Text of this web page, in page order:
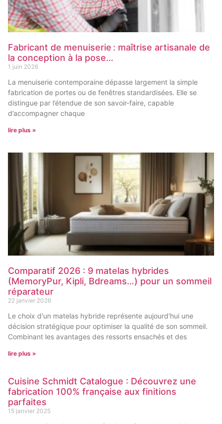
Fabricant de menuiserie : maîtrise artisanale de
la conception à la pose…
1 juin 2026
La menuiserie contemporaine dépasse largement la simple
fabrication de portes ou de fenêtres standardisées. Elle se
distingue par l’étendue de son savoir-faire, capable
d’accompagner chaque
lire plus »
Comparatif 2026 : 9 matelas hybrides
(MemoryPur, Kipli, Bdreams…) pour un sommeil
réparateur
22 janvier 2026
Le choix d'un matelas hybride représente aujourd'hui une
décision stratégique pour optimiser la qualité de son sommeil.
Combinant les avantages des ressorts ensachés et des
lire plus »
Cuisine Schmidt Catalogue : Découvrez une
fabrication 100% française aux finitions
parfaites
15 janvier 2025